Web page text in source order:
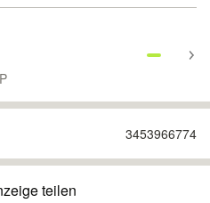
3453966774
teilen